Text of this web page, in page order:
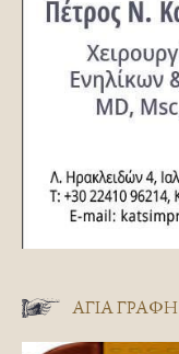
ΑΓΊΑ ΓΡΑΦΉ